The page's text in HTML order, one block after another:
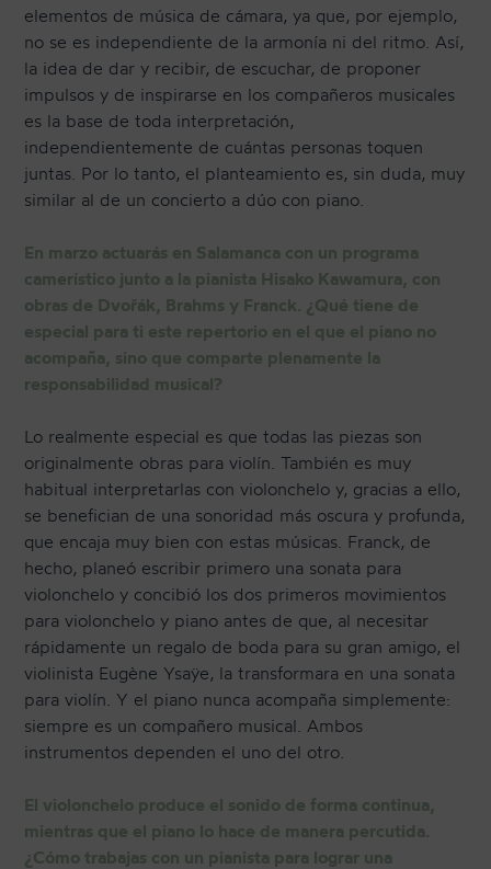
elementos de música de cámara, ya que, por ejemplo,
no se es independiente de la armonía ni del ritmo. Así,
la idea de dar y recibir, de escuchar, de proponer
impulsos y de inspirarse en los compañeros musicales
es la base de toda interpretación,
independientemente de cuántas personas toquen
juntas. Por lo tanto, el planteamiento es, sin duda, muy
similar al de un concierto a dúo con piano.
En marzo actuarás en Salamanca con un programa
camerístico junto a la pianista Hisako Kawamura, con
obras de Dvořák, Brahms y Franck. ¿Qué tiene de
especial para ti este repertorio en el que el piano no
acompaña, sino que comparte plenamente la
responsabilidad musical?
Lo realmente especial es que todas las piezas son
originalmente obras para violín. También es muy
habitual interpretarlas con violonchelo y, gracias a ello,
se benefician de una sonoridad más oscura y profunda,
que encaja muy bien con estas músicas. Franck, de
hecho, planeó escribir primero una sonata para
violonchelo y concibió los dos primeros movimientos
para violonchelo y piano antes de que, al necesitar
rápidamente un regalo de boda para su gran amigo, el
violinista Eugène Ysaÿe, la transformara en una sonata
para violín. Y el piano nunca acompaña simplemente:
siempre es un compañero musical. Ambos
instrumentos dependen el uno del otro.
El violonchelo produce el sonido de forma continua,
mientras que el piano lo hace de manera percutida.
¿Cómo trabajas con un pianista para lograr una